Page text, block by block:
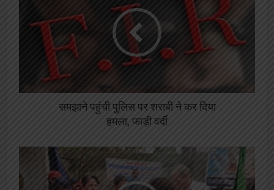
समझाने पहुंची पुलिस पर शराबी ने कर दिया
हमला, फाड़ी वर्दी